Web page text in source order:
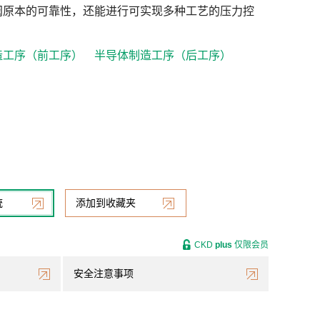
本的可靠性，还能进行可实现多种工艺的压力控
序（前工序） 半导体制造工序（后工序）
添加到收藏夹
安全注意事项
CKD plus 仅限会员